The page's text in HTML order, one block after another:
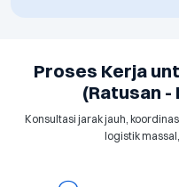
Proses Kerja
(Ratusan -
Konsultasi jarak jauh,
logistik